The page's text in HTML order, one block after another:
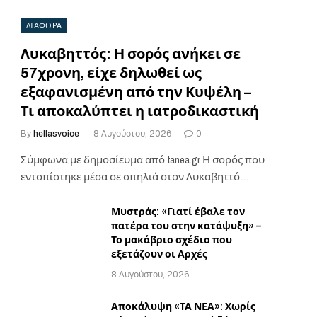
ΔΙΑΦΟΡΑ
Λυκαβηττός: Η σορός ανήκει σε
57χρονη, είχε δηλωθεί ως
εξαφανισμένη από την Κυψέλη –
Τι αποκαλύπτει η ιατροδικαστική
By hellasvoice 8 Αυγούστου, 2026 0
Σύμφωνα με δημοσίευμα από tanea.gr Η σορός που
εντοπίστηκε μέσα σε σπηλιά στον Λυκαβηττό
Μυστράς: «Γιατί έβαλε τον
πατέρα του στην κατάψυξη» –
Το μακάβριο σχέδιο που
εξετάζουν οι Αρχές
8 Αυγούστου, 2026
Αποκάλυψη «ΤΑ ΝΕΑ»: Χωρίς